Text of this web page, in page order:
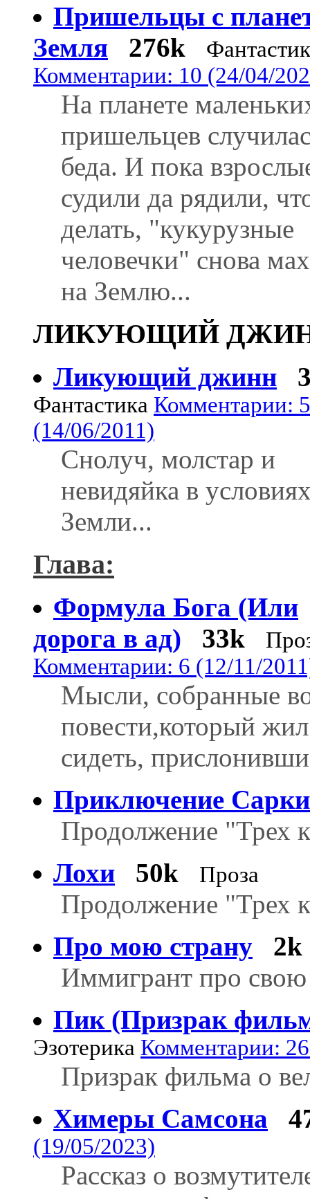
Пришельцы с
Земля
276k
Комментарии: 10 (24/04/
На планете
пришельцев
беда. И пока
судили да рядили,
делать, "кукурузные
человечки" снова
на Землю...
ЛИКУЮЩИЙ
Ликующий джинн
Фантастика Комментарии: 5
(14/06/2011)
Снолуч, молстар и
невидяйка в
Земли...
Глава:
Формула Бога (Или
дорога в ад)
33k
Комментарии: 6 (12/11/
Мысли, собранные
повести,который
сидеть,
Приключение
Продолжение "Трех
Лохи
50k Проза
Продолжение "Трех
Про мою страну
2k
Иммигрант про свою
Пик (Призрак
Эзотерика Комментарии:
Призрак фильма о
Химеры Самсона
(19/05/2023)
Рассказ о